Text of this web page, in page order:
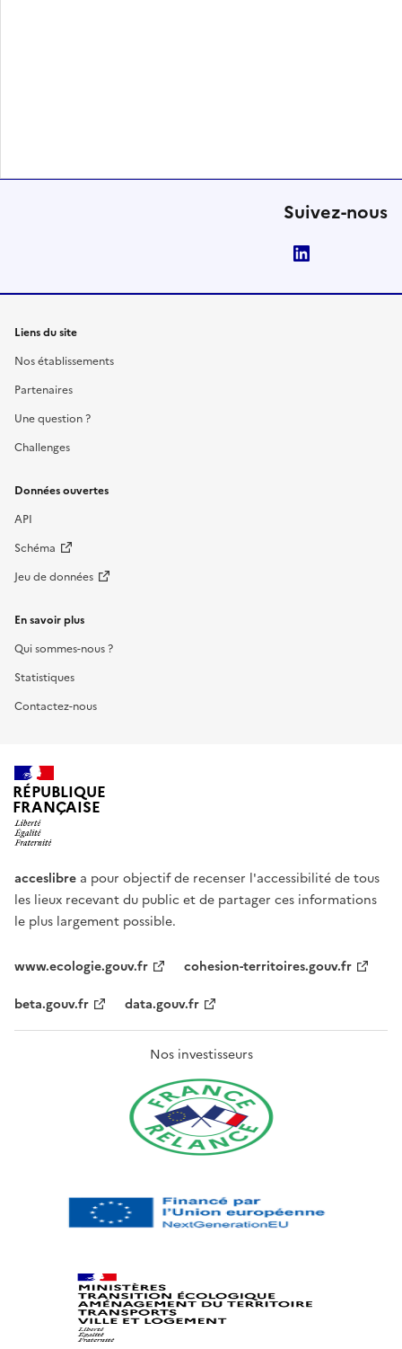
Suivez-nous
Liens du site
Nos établissements
Partenaires
Une question ?
Challenges
Données ouvertes
API
Schéma
Jeu de données
En savoir plus
Qui sommes-nous ?
Statistiques
Contactez-nous
RÉPUBLIQUE
FRANÇAISE
acceslibre a pour objectif de recenser l'accessibilité de tous
les lieux recevant du public et de partager ces informations
le plus largement possible.
www.ecologie.gouv.fr
cohesion-territoires.gouv.fr
beta.gouv.fr
data.gouv.fr
Nos investisseurs